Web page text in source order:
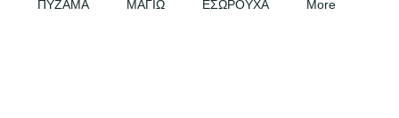
ΠΥΖΑΜΑ ΜΑΓΙΩ ΕΣΩΡΟΥΧΑ More